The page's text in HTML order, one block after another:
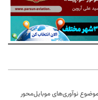
نوآوری‌های موبایل‌محور